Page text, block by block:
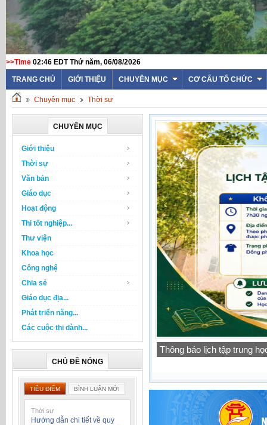
>>Time 02:46 EDT Thứ năm, 06/08/2026
TRANG CHỦ GIỚI THIỆU CHUYÊN MỤC CƠ CẤU TỔ CHỨC
Chuyên mục Thời sự
CHUYÊN MỤC
Giới thiệu
Thời sự
Văn bản
Giáo dục
Hoạt động
Thi tốt nghiệp...
Thư viện
Khoa học
Công nghệ
Chia sẻ
Giáo dục địa...
Phát triển năng...
Các cuộc thi dành...
CHỦ ĐỀ NÓNG
TIÊU ĐIỂM BÌNH LUẬN MỚI
Thời sự
Hướng dẫn chi tiết về quy
Báo cáo thường niên của
học 2025-2026